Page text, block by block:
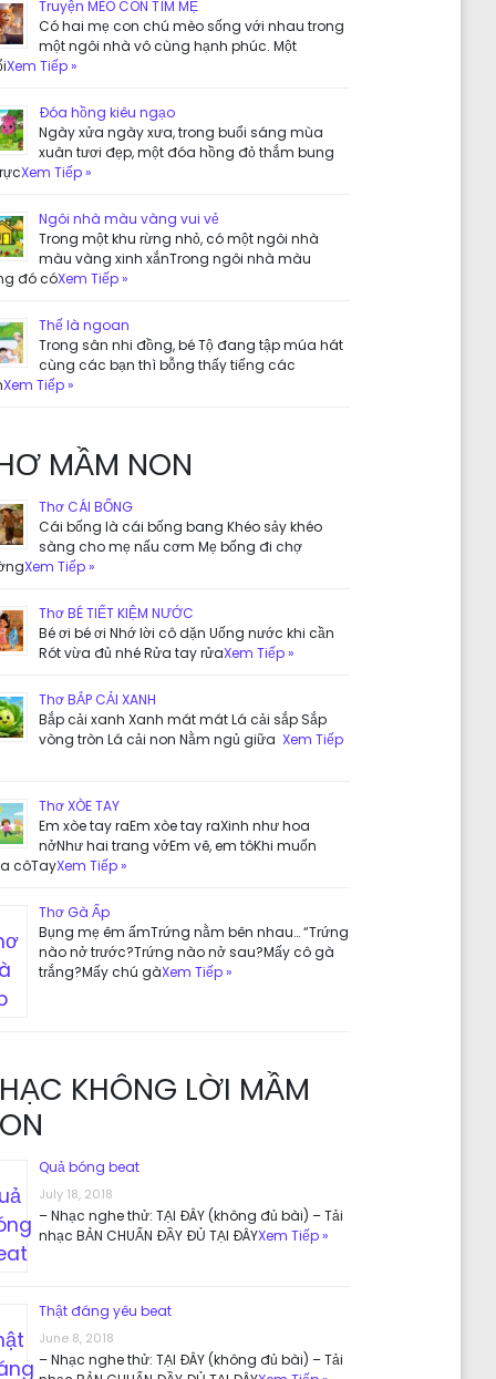
Truyện MÈO CON TÌM MẸ
Có hai mẹ con chú mèo sống với nhau trong
một ngôi nhà vô cùng hạnh phúc. Một
Xem Tiếp »
Đóa hồng kiêu ngạo
Ngày xửa ngày xưa, trong buổi sáng mùa
xuân tươi đẹp, một đóa hồng đỏ thắm bung
Xem Tiếp »
Ngôi nhà màu vàng vui vẻ
Trong một khu rừng nhỏ, có một ngôi nhà
màu vàng xinh xắnTrong ngôi nhà màu
đó cóXem Tiếp »
Thế là ngoan
Trong sân nhi đồng, bé Tộ đang tập múa hát
cùng các bạn thì bỗng thấy tiếng các
Xem Tiếp »
MẦM NON
Thơ CÁI BỐNG
Cái bống là cái bống bang Khéo sảy khéo
sàng cho mẹ nấu cơm Mẹ bống đi chợ
Xem Tiếp »
Thơ BÉ TIẾT KIỆM NƯỚC
Bé ơi bé ơi Nhớ lời cô dặn Uống nước khi cần
Rót vừa đủ nhé Rửa tay rửaXem Tiếp »
Thơ BẮP CẢI XANH
Bắp cải xanh Xanh mát mát Lá cải sắp Sắp
vòng tròn Lá cải non Nằm ngủ giữa Xem Tiếp
Thơ XÒE TAY
Em xòe tay raEm xòe tay raXinh như hoa
nởNhư hai trang vởEm vẽ, em tôKhi muốn
côTayXem Tiếp »
Thơ Gà Ấp
Bụng mẹ êm ấmTrứng nằm bên nhau… “Trứng
nào nở trước?Trứng nào nở sau?Mấy cô gà
trắng?Mấy chú gàXem Tiếp »
KHÔNG LỜI MẦM
Quả bóng beat
July 18, 2018
– Nhạc nghe thử: TẠI ĐÂY (không đủ bài) – Tải
nhạc BẢN CHUẨN ĐẦY ĐỦ TẠI ĐÂYXem Tiếp »
Thật đáng yêu beat
June 8, 2018
– Nhạc nghe thử: TẠI ĐÂY (không đủ bài) – Tải